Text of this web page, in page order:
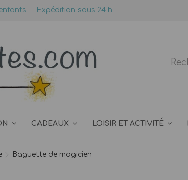
Expédition sous 24 h
CADEAUX LOISIR ET ACTIVITÉ
Baguette de magicien